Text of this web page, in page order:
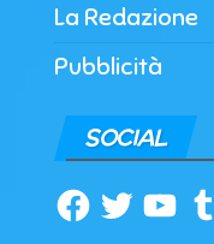
La Redazione
Pubblicità
SOCIAL
Facebook
Twitter